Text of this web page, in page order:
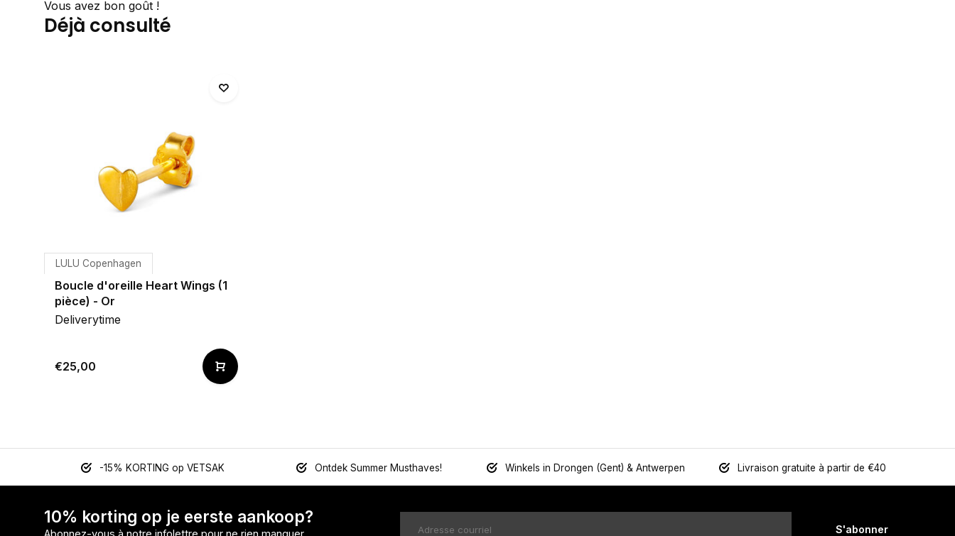
Vous avez bon goût !
Déjà consulté
LULU Copenhagen
Boucle d'oreille Heart Wings (1
pièce) - Or
Deliverytime
€25,00
-15% KORTING op VETSAK Ontdek Summer Musthaves! Winkels in Drongen (Gent) & Antwerpen Livraison gratuite à partir de €40
10% korting op je eerste aankoop?
S'abonner